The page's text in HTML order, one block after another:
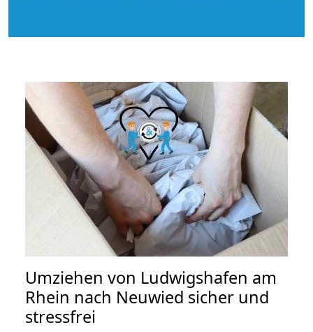
Umziehen von Ludwigshafen am
Rhein nach Neuwied sicher und
stressfrei